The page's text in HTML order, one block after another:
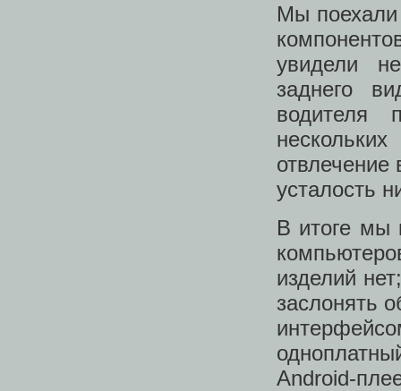
Мы поехали
увидели
заднего
водителя
отвлечение
усталость
В итоге мы
изделий
заслонять
Android-